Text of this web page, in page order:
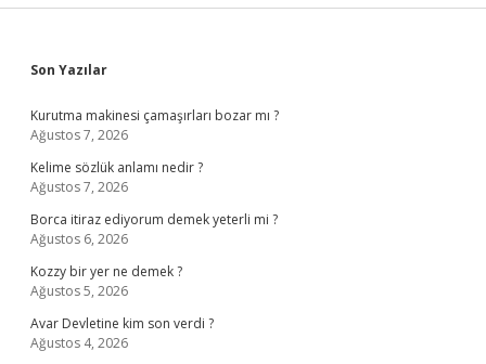
Sidebar
Son Yazılar
Kurutma makinesi çamaşırları bozar mı ?
Ağustos 7, 2026
Kelime sözlük anlamı nedir ?
Ağustos 7, 2026
Borca itiraz ediyorum demek yeterli mi ?
Ağustos 6, 2026
Kozzy bir yer ne demek ?
Ağustos 5, 2026
Avar Devletine kim son verdi ?
Ağustos 4, 2026